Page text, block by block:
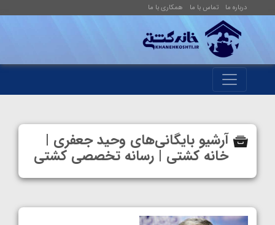
درباره ما تماس با ما همکاری با ما
آرشیو بایگانی‌های وحید جعفری |
خانه کشتی | رسانه تخصصی کشتی